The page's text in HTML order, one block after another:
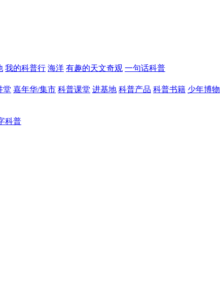
我的科普行 海洋 有趣的天文奇观 一句话科普
堂 嘉年华/集市 科普课堂 进基地 科普产品 科普书籍 少年博物
科普